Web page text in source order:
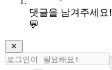
댓글을 남겨주세요!
💬